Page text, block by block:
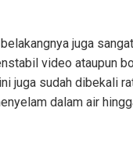
juga
video ataupun
juga sudah dibekali
dalam air